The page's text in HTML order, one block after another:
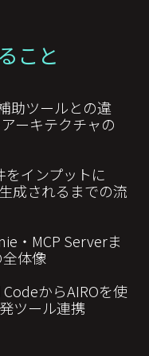
こと
助ツールとの違
ーキテクチャの
インプットに
成されるまでの流
・MCP Serverま
体像
からAIROを使
ツール連携